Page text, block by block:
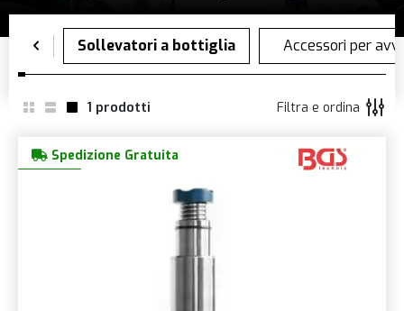
1 prodotti Filtra e ordina
Spedizione Gratuita